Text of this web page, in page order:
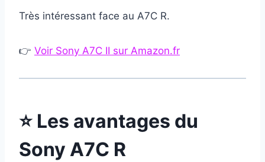
Très intéressant face au A7C R.
👉 Voir Sony A7C II sur Amazon.fr
⭐ Les avantages du
Sony A7C R